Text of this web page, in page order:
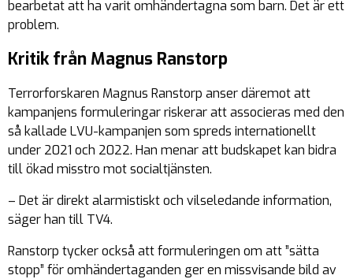
bearbetat att ha varit omhändertagna som barn. Det är ett
problem.
Kritik från Magnus Ranstorp
Terrorforskaren Magnus Ranstorp anser däremot att
kampanjens formuleringar riskerar att associeras med den
så kallade LVU-kampanjen som spreds internationellt
under 2021 och 2022. Han menar att budskapet kan bidra
till ökad misstro mot socialtjänsten.
– Det är direkt alarmistiskt och vilseledande information,
säger han till TV4.
Ranstorp tycker också att formuleringen om att ”sätta
stopp” för omhändertaganden ger en missvisande bild av